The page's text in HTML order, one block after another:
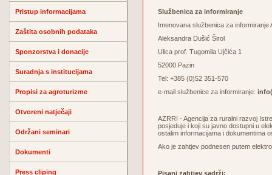
Pristup informacijama
Zaštita osobnih podataka
Sponzorstva i donacije
Suradnja s institucijama
Propisi za agroturizme
Otvoreni natječaji
Održani seminari
Dokumenti
Press cliping
Službenica za informiranje
Imenovana službenica za
Aleksandra Dušić Širol
Ulica prof. Tugomila Ujčića 1
52000 Pazin
Tel: +385 (0)52 351-570
e-mail službenice za informiranje:
AZRRI - Agencija za ruralni razvoj
posjeduje i koji su javno dostupni u
ostalim informacijama i dokumentima
Ako je zahtjev podnesen putem
Pisani zahtjev sadrži: